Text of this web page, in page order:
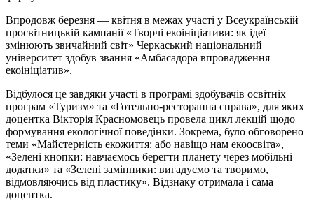
Впродовж березня — квітня в межах участі у Всеукраїнській
просвітницькій кампанії «Творчі екоініціативи: як ідеї
змінюють звичайний світ» Черкаський національний
університет здобув звання «Амбасадора впровадження
екоініціатив».
Відбулося це завдяки участі в програмі здобувачів освітніх
програм «Туризм» та «Готельно-ресторанна справа», для яких
доцентка Вікторія Красномовець провела цикл лекцій щодо
формування екологічної поведінки. Зокрема, було обговорено
теми «Майстерність екожиття: або навіщо нам екоосвіта»,
«Зелені кнопки: навчаємось берегти планету через мобільні
додатки» та «Зелені замінники: вигадуємо та творимо,
відмовляючись від пластику». Відзнаку отримала і сама
доцентка.